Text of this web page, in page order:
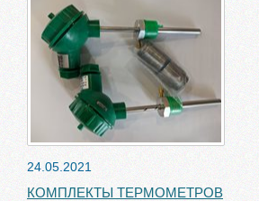
24.05.2021
КОМПЛЕКТЫ ТЕРМОМЕТРОВ